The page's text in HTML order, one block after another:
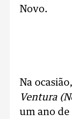
Novo.
Na
Ventura
um ano de